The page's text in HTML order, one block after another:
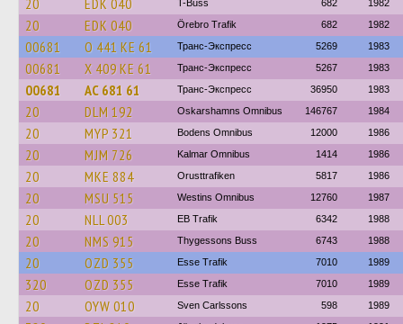
20 EDK 040 T-Buss 682 1982
20 EDK 040 Örebro Trafik 682 1982
00681 О 441 КЕ 61 Транс-Экспресс 5269 1983
00681 Х 409 КЕ 61 Транс-Экспресс 5267 1983
00681 АС 681 61 Транс-Экспресс 36950 1983
20 DLM 192 Oskarshamns Omnibus 146767 1984
20 MYP 321 Bodens Omnibus 12000 1986
20 MJM 726 Kalmar Omnibus 1414 1986
20 MKE 884 Orusttrafiken 5817 1986
20 MSU 515 Westins Omnibus 12760 1987
20 NLL 003 EB Trafik 6342 1988
20 NMS 915 Thygessons Buss 6743 1988
20 OZD 355 Esse Trafik 7010 1989
320 OZD 355 Esse Trafik 7010 1989
20 OYW 010 Sven Carlssons 598 1989